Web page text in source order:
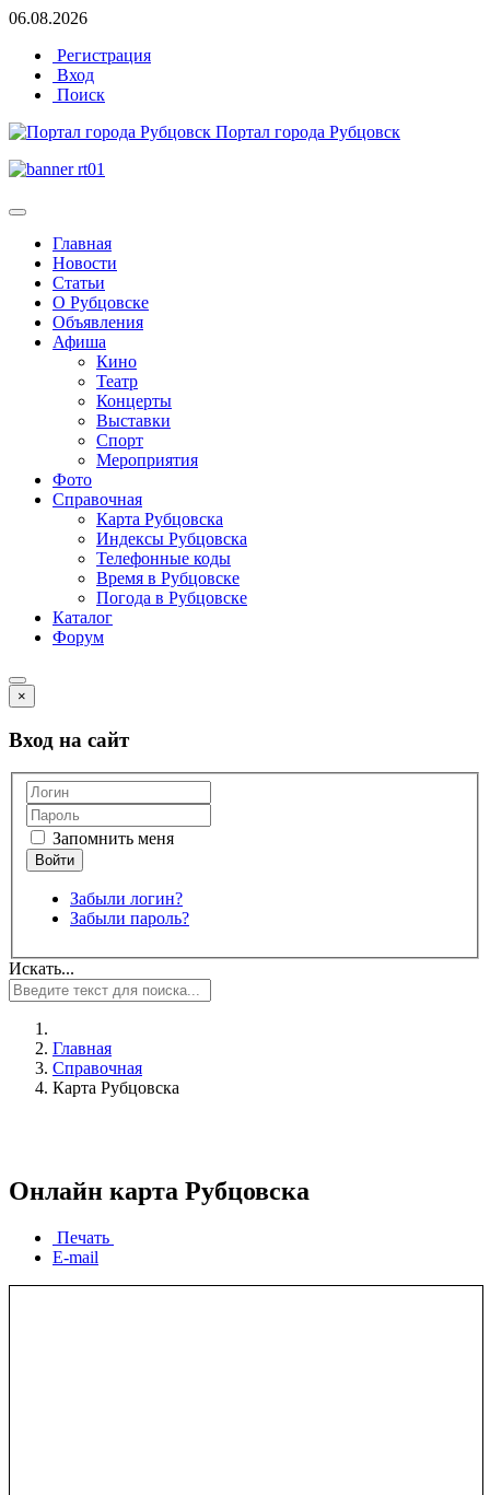
06.08.2026
Регистрация
Вход
Поиск
Портал города Рубцовск
Главная
Новости
Статьи
О Рубцовске
Объявления
Афиша
Кино
Театр
Концерты
Выставки
Спорт
Мероприятия
Фото
Справочная
Карта Рубцовска
Индексы Рубцовска
Телефонные коды
Время в Рубцовске
Погода в Рубцовске
Каталог
Форум
×
Вход на сайт
Запомнить меня
Забыли логин?
Забыли пароль?
Искать...
Главная
Справочная
Карта Рубцовска
Онлайн карта Рубцовска
Печать
E-mail